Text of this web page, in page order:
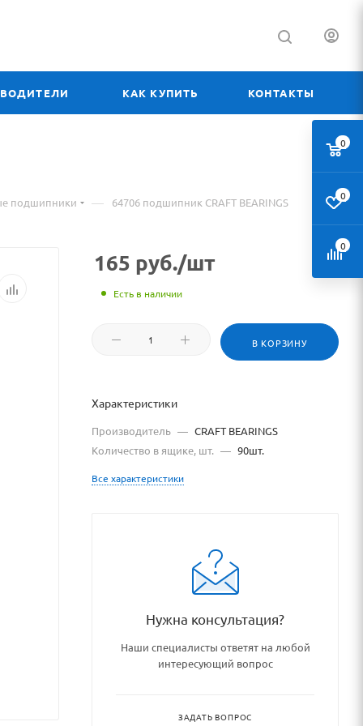
КАК КУПИТЬ КОНТАКТЫ
подшипники — 64706 подшипник CRAFT BEARINGS
165 руб./шт
Есть в наличии
В КОРЗИНУ
Характеристики
Производитель — CRAFT BEARINGS
Количество в ящике, шт. — 90шт.
Все характеристики
Нужна консультация?
Наши специалисты ответят на любой
интересующий вопрос
ЗАДАТЬ ВОПРОС
0
0
0